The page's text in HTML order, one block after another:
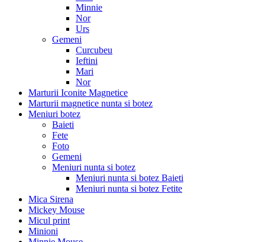
Minnie
Nor
Urs
Gemeni
Curcubeu
Ieftini
Mari
Nor
Marturii Iconite Magnetice
Marturii magnetice nunta si botez
Meniuri botez
Baieti
Fete
Foto
Gemeni
Meniuri nunta si botez
Meniuri nunta si botez Baieti
Meniuri nunta si botez Fetite
Mica Sirena
Mickey Mouse
Micul print
Minioni